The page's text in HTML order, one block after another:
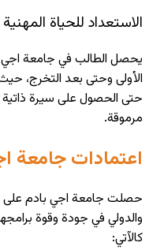
الاستعداد للحياة
يحصل الطالب في جامعة اجي
الأولى وحتى بعد التخرج،
حتى الحصول على سيرة
مرموقة.
اعتمادات جامعة
حصلت جامعة اجي بادم على 12
والدولي في جودة وقوة
كالآتي: